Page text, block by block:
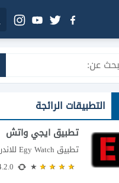
التطبيقات الرائجة
تطبيق ايجي واتش
تطبيق Egy Watch للاندرويد